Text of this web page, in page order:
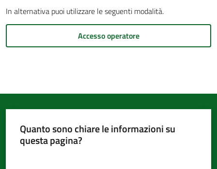
Amministrazione
argomenti...
Seguici
In alternativa puoi utilizzare le seguenti modalità.
Accesso operatore
Quanto sono chiare le informazioni su
questa pagina?